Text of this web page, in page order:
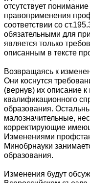
отсутствует
правоприменения
соответствии со
обязательными для
является только
описанным в тексте
Возвращаясь к
Они коснутся
(вернув) их описание
квалификационного
образования.
малозначительные,
корректирующие
Изменениями
Минобрнауки
образования.
Изменения будут